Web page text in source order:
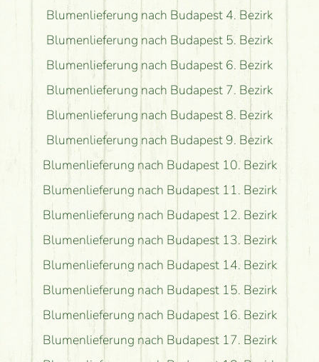
Blumenlieferung nach Budapest 4. Bezirk
Blumenlieferung nach Budapest 5. Bezirk
Blumenlieferung nach Budapest 6. Bezirk
Blumenlieferung nach Budapest 7. Bezirk
Blumenlieferung nach Budapest 8. Bezirk
Blumenlieferung nach Budapest 9. Bezirk
Blumenlieferung nach Budapest 10. Bezirk
Blumenlieferung nach Budapest 11. Bezirk
Blumenlieferung nach Budapest 12. Bezirk
Blumenlieferung nach Budapest 13. Bezirk
Blumenlieferung nach Budapest 14. Bezirk
Blumenlieferung nach Budapest 15. Bezirk
Blumenlieferung nach Budapest 16. Bezirk
Blumenlieferung nach Budapest 17. Bezirk